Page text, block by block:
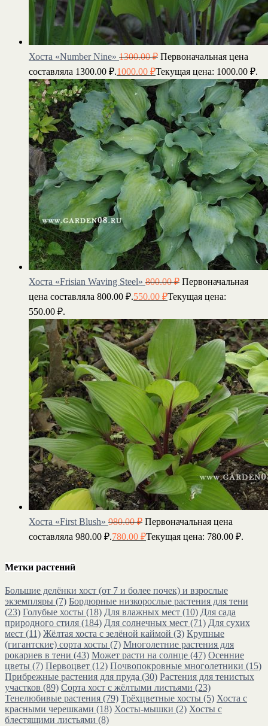
Хоста «Number Nine» 1300.00₽ Первоначальная цена
составляла 1300.00 ₽.1000.00 ₽Текущая цена: 1000.00 ₽.
Хоста «Frisian Waving Steel» 800.00₽ Первоначальная
цена составляла 800.00 ₽.550.00 ₽Текущая цена:
550.00 ₽.
Хоста «First Blush» 980.00₽ Первоначальная цена
составляла 980.00 ₽.780.00 ₽Текущая цена: 780.00 ₽.
Метки растений
Большие делёнки хост (от 7 и более почек) и взрослые
экземпляры (7) Бордюрные низкорослые растения для тени
(23) Голубые хосты (18) Для влажных мест (10) Для сада
природного стиля (184) Для солнечных мест (71) Для сухих
мест (11) Жёлтая хоста с зелёной каймой (3) Крупные
(гигантские) сорта хосты (7) Многолетние растения для
рокариев в тени (43) Может расти на солнце (47) Осенние
цветы (7) Первоцвет (12) Почвопокровные многолетники (15)
Прибрежные растения для пруда (30) Растения для тенистых
участков (89) Сорта хост с жёлтыми листьями (23)
Тенелюбивые растения (79) Трёхцветные хосты (5) Хоста с
красными черешками (18) Хосты-мышки (2) Хосты с
блестящими листьями (8)